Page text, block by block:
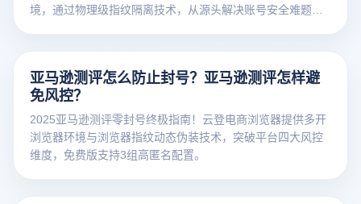
境，通过物理级指纹隔离技术，从源头解决账号安全难题，
亚马逊测评怎么防止封号？亚马逊测评怎样避
免风控？
2025亚马逊测评零封号终极指南！云登电商浏览器提供多开
浏览器环境与浏览器指纹动态伪装技术，突破平台四大风控
维度，免费版支持3组高匿名配置。